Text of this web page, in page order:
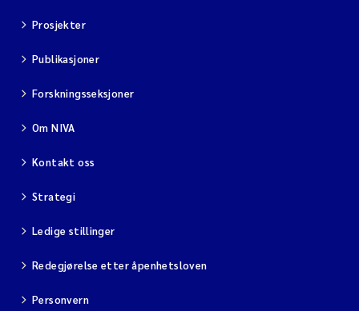
Prosjekter
Publikasjoner
Forskningsseksjoner
Om NIVA
Kontakt oss
Strategi
Ledige stillinger
Redegjørelse etter åpenhetsloven
Personvern